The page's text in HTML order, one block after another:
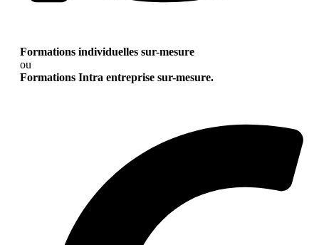
Formations individuelles sur-mesure
ou
Formations Intra entreprise sur-mesure.